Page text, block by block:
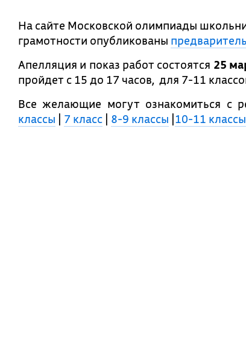
На сайте Московской олимпиады
грамотности опубликованы
Апелляция и показ работ состоятся 25
пройдет с 15 до 17 часов, для 7-11
Все желающие могут ознакомиться с
классы
7 класс 8-9 классы 10-11 классы